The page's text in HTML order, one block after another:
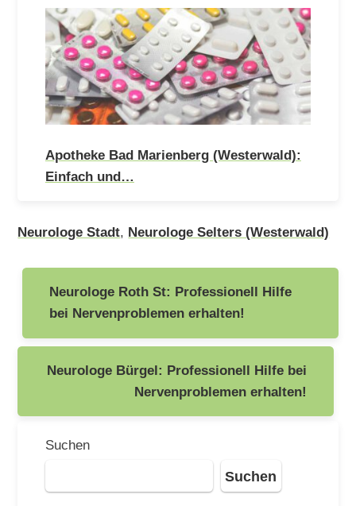
Apotheke Bad Marienberg (Westerwald):
Einfach und…
Neurologe Stadt, Neurologe Selters (Westerwald)
Beitragsnavigation
Neurologe Roth St: Professionell Hilfe
bei Nervenproblemen erhalten!
Neurologe Bürgel: Professionell Hilfe bei
Nervenproblemen erhalten!
Suchen
Suchen